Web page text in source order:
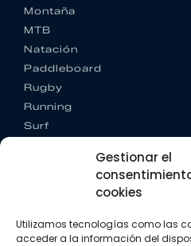
Gestionar el
cookies
Utilizamos tecnologías como las
acceder a la información del
Montaña
MTB
Natación
Paddleboard
Rugby
Running
Surf
CONTACTO
+34 662 342 177